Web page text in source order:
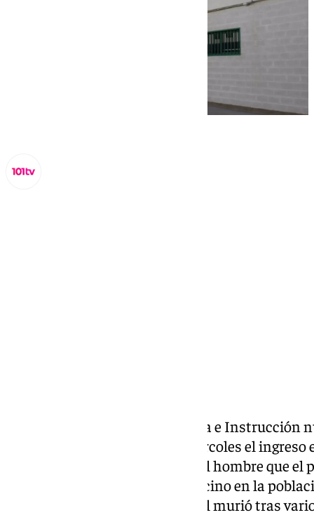
El Juzgado de Primera Instancia e Instrucción
(Almería) ha acordado este miércoles el
comunicada y sin fianza, para el hombre que el
agredido con una azada a un vecino en la
mantener una discusión, el cual murió tras